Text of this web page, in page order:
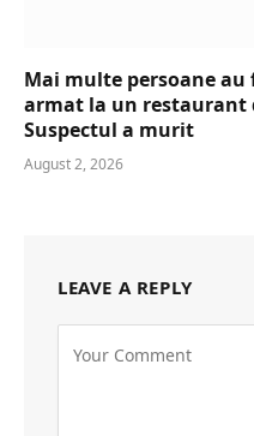
Mai multe persoane
armat la un restaurant
Suspectul a murit
August 2, 2026
LEAVE A REPLY